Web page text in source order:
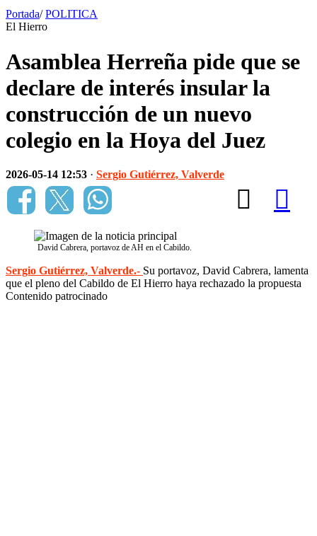
Portada/ POLITICA
El Hierro
Asamblea Herreña pide que se
declare de interés insular la
construcción de un nuevo
colegio en la Hoya del Juez
2026-05-14 12:53 · Sergio Gutiérrez, Valverde
David Cabrera, portavoz de AH en el Cabildo.
Sergio Gutiérrez, Valverde.- Su portavoz, David Cabrera, lamenta
que el pleno del Cabildo de El Hierro haya rechazado la propuesta
Contenido patrocinado